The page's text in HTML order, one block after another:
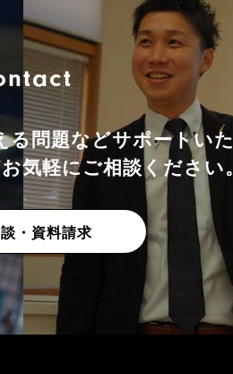
る問題などサポートい
気軽にご相談ください。
・資料請求